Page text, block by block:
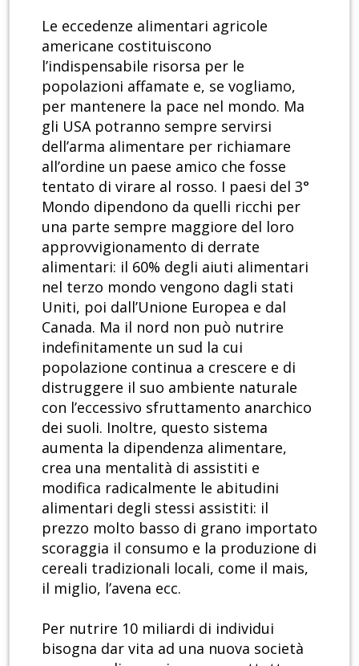
Le eccedenze alimentari agricole
americane costituiscono
l’indispensabile risorsa per le
popolazioni affamate e, se vogliamo,
per mantenere la pace nel mondo. Ma
gli USA potranno sempre servirsi
dell’arma alimentare per richiamare
all’ordine un paese amico che fosse
tentato di virare al rosso. I paesi del 3°
Mondo dipendono da quelli ricchi per
una parte sempre maggiore del loro
approvvigionamento di derrate
alimentari: il 60% degli aiuti alimentari
nel terzo mondo vengono dagli stati
Uniti, poi dall’Unione Europea e dal
Canada. Ma il nord non può nutrire
indefinitamente un sud la cui
popolazione continua a crescere e di
distruggere il suo ambiente naturale
con l’eccessivo sfruttamento anarchico
dei suoli. Inoltre, questo sistema
aumenta la dipendenza alimentare,
crea una mentalità di assistiti e
modifica radicalmente le abitudini
alimentari degli stessi assistiti: il
prezzo molto basso di grano importato
scoraggia il consumo e la produzione di
cereali tradizionali locali, come il mais,
il miglio, l’avena ecc.
Per nutrire 10 miliardi di individui
bisogna dar vita ad una nuova società